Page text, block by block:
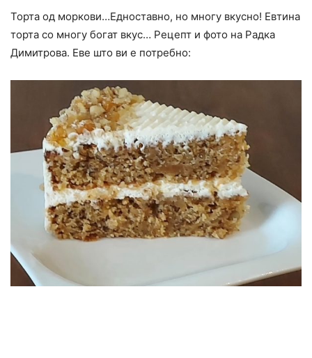
Торта од моркови…Едноставно, но многу вкусно! Евтина
торта со многу богат вкус… Рецепт и фото на Радка
Димитрова. Еве што ви е потребно: